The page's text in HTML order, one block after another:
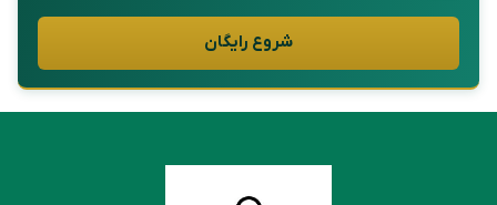
شروع رایگان